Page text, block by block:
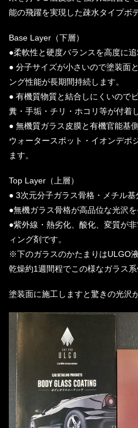
能の飛躍を実現した疎水タイプボ
Base Layer（下層）
●柔軟性と硬度バランスを高度に
● 分子サイズが小さいので塗装面
ング性能が長期間持続します。
● 有機質物質と結合しにくいので
糞・手垢・チリ・ホコリ等が付着
● 無機質ガラス皮膜と有機官能基
ウォータースポット・イオンデポ
ます。
Top Layer（上層）
● 3次元分子ガラス骨格・メチル基
●無機ガラス骨格が高品位な光沢を
●紫外線・熱劣化、酸化、変質が
ィング剤です。
※下のガラスのかたまりはULGO
乾燥約1週間程でこの様なガラス系
塗装面に施工しますと驚きの光沢